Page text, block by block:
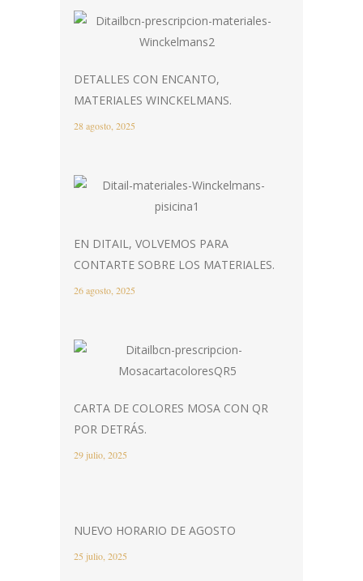
DETALLES CON ENCANTO,
MATERIALES WINCKELMANS.
28 agosto, 2025
EN DITAIL, VOLVEMOS PARA
CONTARTE SOBRE LOS MATERIALES.
26 agosto, 2025
CARTA DE COLORES MOSA CON QR
POR DETRÁS.
29 julio, 2025
NUEVO HORARIO DE AGOSTO
25 julio, 2025